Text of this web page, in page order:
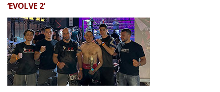
‘EVOLVE 2’